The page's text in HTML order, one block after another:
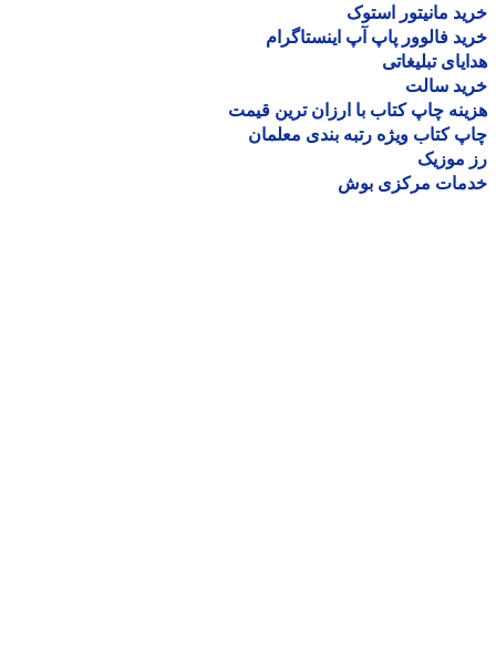
مانیتور استوک
فالوور پاپ آپ اینستاگرام
تبلیغاتی
سالت
چاپ کتاب با ارزان ترین قیمت
کتاب ویژه رتبه بندی معلمان
موزیک
مرکزی بوش